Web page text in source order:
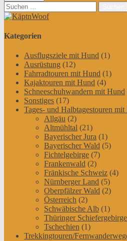
Suchen
nach:
Kategorien
Ausflugsziele mit Hund (1)
Ausrüstung (12)
Fahrradtouren mit Hund (1)
Kajaktouren mit Hund (4)
Schneeschuhwandern mit Hund
Sonstiges (17)
Tages- und Halbtagestouren mit
Allgäu (2)
Altmühltal (21)
Bayerischer Jura (1)
Bayerischer Wald (5)
Fichtelgebirge (7)
Frankenwald (2)
Fränkische Schweiz (4)
Nürnberger Land (5)
Oberpfälzer Wald (2)
Österreich (2)
Schwäbische Alb (1)
Thüringer
Tschechien (1)
Trekkingtouren/